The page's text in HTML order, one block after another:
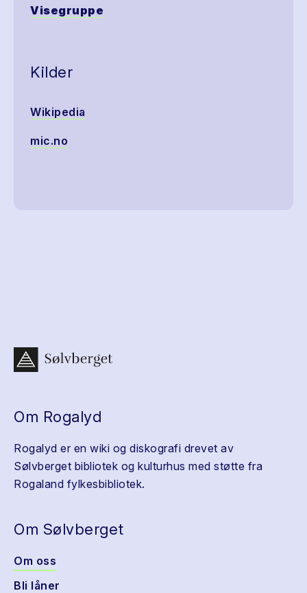
Visegruppe
Kilder
Wikipedia
mic.no
Om Rogalyd
Rogalyd er en wiki og diskografi drevet av
Sølvberget bibliotek og kulturhus med støtte fra
Rogaland fylkesbibliotek.
Om Sølvberget
Om oss
Bli låner